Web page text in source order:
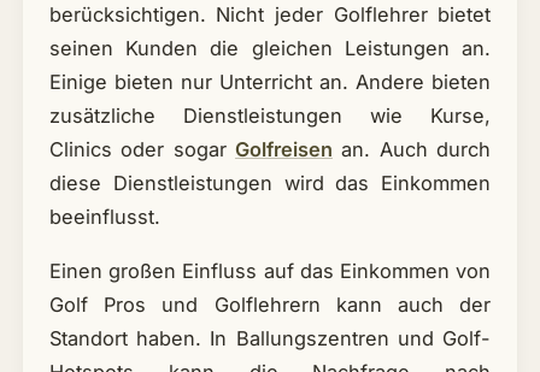
berücksichtigen. Nicht jeder Golflehrer bietet
seinen Kunden die gleichen Leistungen an.
Einige bieten nur Unterricht an. Andere bieten
zusätzliche Dienstleistungen wie Kurse,
Clinics oder sogar Golfreisen an. Auch durch
diese Dienstleistungen wird das Einkommen
beeinflusst.
Einen großen Einfluss auf das Einkommen von
Golf Pros und Golflehrern kann auch der
Standort haben. In Ballungszentren und Golf-